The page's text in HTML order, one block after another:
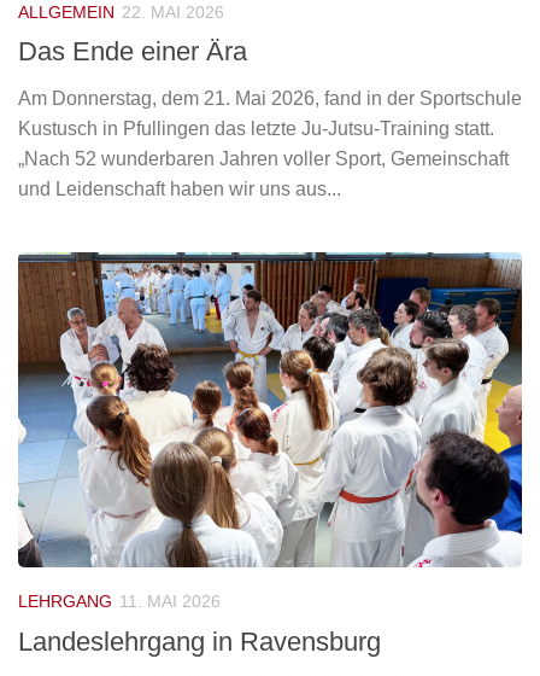
ALLGEMEIN 22. MAI 2026
Das Ende einer Ära
Am Donnerstag, dem 21. Mai 2026, fand in der Sportschule
Kustusch in Pfullingen das letzte Ju-Jutsu-Training statt.
„Nach 52 wunderbaren Jahren voller Sport, Gemeinschaft
und Leidenschaft haben wir uns aus...
LEHRGANG 11. MAI 2026
Landeslehrgang in Ravensburg